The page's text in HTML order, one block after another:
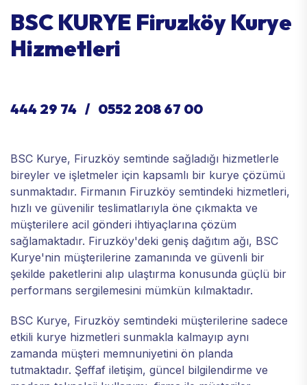
BSC KURYE Firuzköy Kurye
Hizmetleri
444 29 74 / 0552 208 67 00
BSC Kurye, Firuzköy semtinde sağladığı hizmetlerle
bireyler ve işletmeler için kapsamlı bir kurye çözümü
sunmaktadır. Firmanın Firuzköy semtindeki hizmetleri,
hızlı ve güvenilir teslimatlarıyla öne çıkmakta ve
müşterilere acil gönderi ihtiyaçlarına çözüm
sağlamaktadır. Firuzköy'deki geniş dağıtım ağı, BSC
Kurye'nin müşterilerine zamanında ve güvenli bir
şekilde paketlerini alıp ulaştırma konusunda güçlü bir
performans sergilemesini mümkün kılmaktadır.
BSC Kurye, Firuzköy semtindeki müşterilerine sadece
etkili kurye hizmetleri sunmakla kalmayıp aynı
zamanda müşteri memnuniyetini ön planda
tutmaktadır. Şeffaf iletişim, güncel bilgilendirme ve